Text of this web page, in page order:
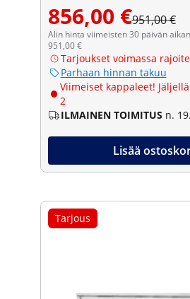
856,00 €951,00 €
Alin hinta viimeisten 30 päivän
951,00 €
Tarjoukset voimassa
Parhaan hinnan takuu
Viimeiset kappaleet!
2
ILMAINEN TOIMITUS n.
Lisää
Tarjous